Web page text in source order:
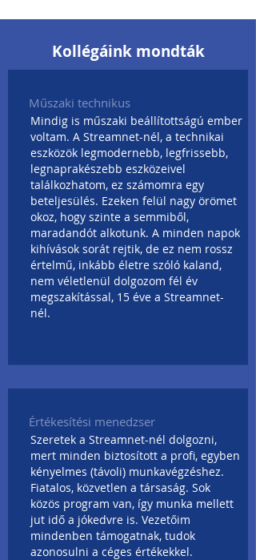
Kollégáink mondták
Műszaki technikus
Mindig is műszaki beállítottságú ember
voltam. A Streamnet-nél, a technikai
eszközök legmodernebb, legfrissebb,
legnaprakészebb eszközeivel
találkozhatom, ez számomra egy
beteljesülés. Ezeken felül nagy örömet
okoz, hogy szinte a semmiből,
maradandót alkotunk. A minden napok
kihívások sorát rejtik, de ez nem rossz
értelmű, inkább életre szóló kaland,
nem véletlenül dolgozom fél év
megszakítással, 15 éve a Streamnet-
nél.
Értékesítési menedzser
Szeretek a Streamnet-nél dolgozni,
mert minden biztosított a profi, egyben
kényelmes (távoli) munkavégzéshez.
Fiatalos, közvetlen a társaság. Sok
közös program van, így munka mellett
jut idő a jókedvre is. Vezetőim
mindenben támogatnak, tudok
azonosulni a céges értékekkel.